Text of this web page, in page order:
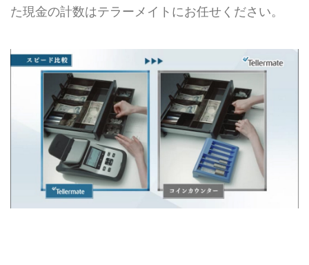
た現金の計数はテラーメイトにお任せください。